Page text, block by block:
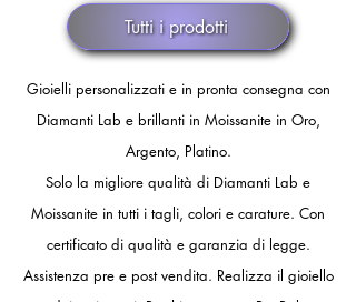
Tutti i prodotti
Gioielli personalizzati e in pronta consegna con
Diamanti Lab e brillanti in Moissanite in Oro,
Argento, Platino.
Solo la migliore qualità di Diamanti Lab e
Moissanite in tutti i tagli, colori e carature. Con
certificato di qualità e garanzia di legge.
Assistenza pre e post vendita. Realizza il gioiello